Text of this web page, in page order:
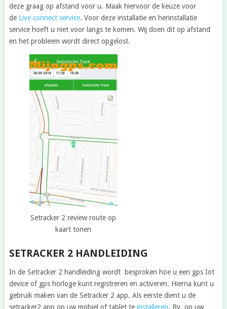
deze graag op afstand voor u. Maak hiervoor de keuze voor
de Live connect service. Voor deze installatie en herinstallatie
service hoeft u niet voor langs te komen. Wij doen dit op afstand
en het probleem wordt direct opgelost.
Setracker 2 review route op
kaart tonen
SETRACKER 2 HANDLEIDING
In de Setracker 2 handleiding wordt besproken hoe u een gps Iot
device of gps horloge kunt registreren en activeren. Hierna kunt u
gebruik maken van de Setracker 2 app. Als eerste dient u de
setracker2 app op uw mobiel of tablet te installeren. Bv. op uw